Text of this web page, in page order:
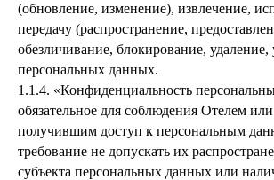
(обновление, изменение), извлечение,
передачу (распространение,
обезличивание, блокирование,
персональных данных.
1.1.4. «Конфиденциальность
обязательное для соблюдения Отелем
получившим доступ к персональным
требование не допускать их
субъекта персональных данных или